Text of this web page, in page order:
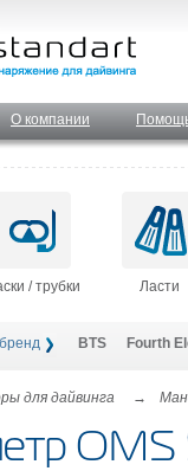
О компании
/ трубки Ласти
BTS Fourth
для дайвинга →
OMS